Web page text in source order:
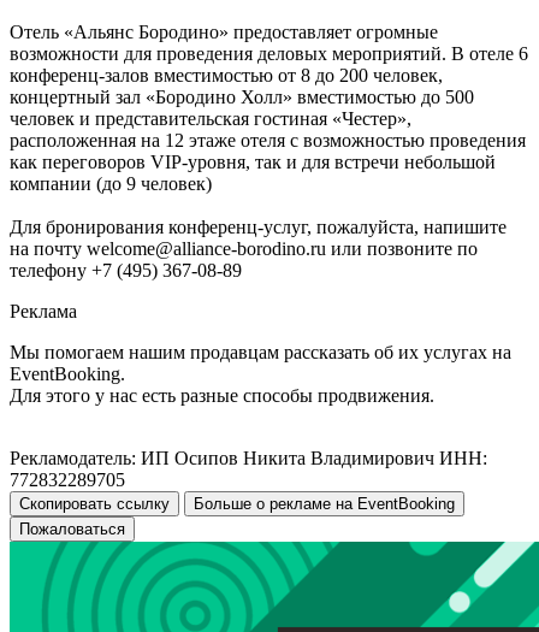
Отель «Альянс Бородино» предоставляет огромные
возможности для проведения деловых мероприятий. В отеле 6
конференц-залов вместимостью от 8 до 200 человек,
концертный зал «Бородино Холл» вместимостью до 500
человек и представительская гостиная «Честер»,
расположенная на 12 этаже отеля с возможностью проведения
как переговоров VIP-уровня, так и для встречи небольшой
компании (до 9 человек)
Для бронирования конференц-услуг, пожалуйста, напишите
на почту welcome@alliance-borodino.ru или позвоните по
телефону +7 (495) 367-08-89
Реклама
Мы помогаем нашим продавцам рассказать об их услугах на
EventBooking.
Для этого у нас есть разные способы продвижения.
Рекламодатель: ИП Осипов Никита Владимирович ИНН:
772832289705
Скопировать ссылку
Больше о рекламе на EventBooking
Пожаловаться